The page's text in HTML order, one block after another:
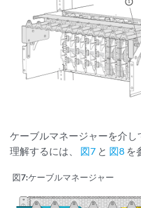
ケーブルマネージャーを介
理解するには、 図7 と 図8 を
図7:ケーブルマネージャー